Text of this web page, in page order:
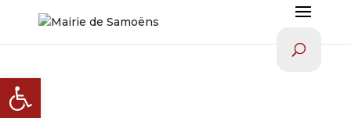
Ouvrir la barre d’outils